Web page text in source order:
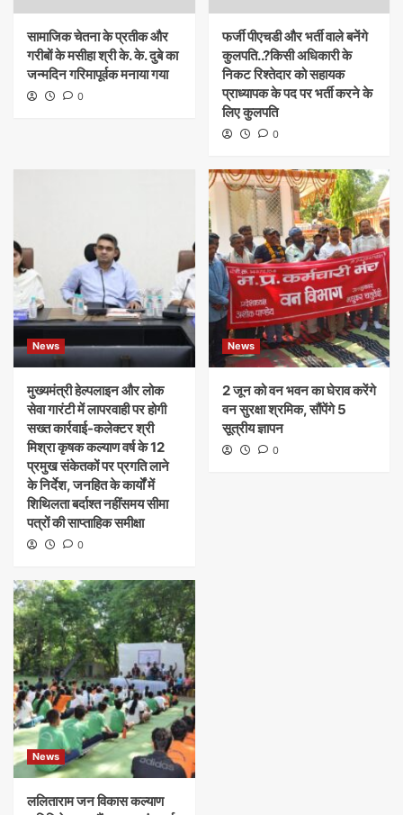
सामाजिक चेतना के प्रतीक और
गरीबों के मसीहा श्री के. के. दुबे का
जन्मदिन गरिमापूर्वक मनाया गया
0
फर्जी पीएचडी और भर्ती वाले बनेंगे
कुलपति..?किसी अधिकारी के
निकट रिश्तेदार को सहायक
प्राध्यापक के पद पर भर्ती करने के
लिए कुलपति
0
News
मुख्यमंत्री हेल्पलाइन और लोक
सेवा गारंटी में लापरवाही पर होगी
सख्त कार्रवाई-कलेक्टर श्री
मिश्रा कृषक कल्याण वर्ष के 12
प्रमुख संकेतकों पर प्रगति लाने
के निर्देश, जनहित के कार्यों में
शिथिलता बर्दाश्त नहींसमय सीमा
पत्रों की साप्ताहिक समीक्षा
0
News
​2 जून को वन भवन का घेराव करेंगे
वन सुरक्षा श्रमिक, सौंपेंगे 5
सूत्रीय ज्ञापन
0
News
ललिताराम जन विकास कल्याण